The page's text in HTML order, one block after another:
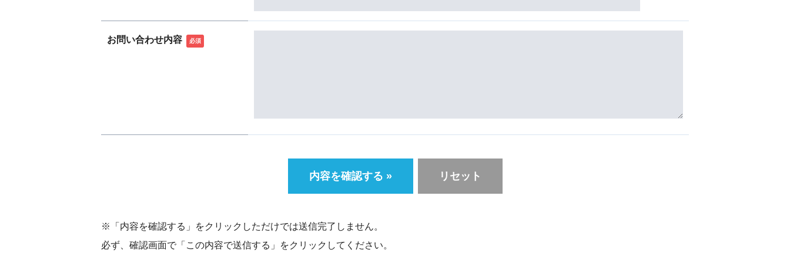
お問い合わせ内容 必須
※「内容を確認する」をクリックしただけでは送信完了しません。
必ず、確認画面で「この内容で送信する」をクリックしてください。